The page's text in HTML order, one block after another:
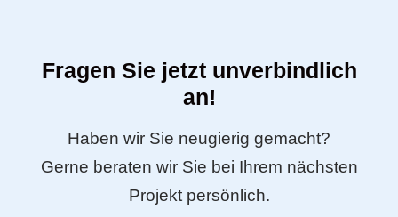
Fragen Sie jetzt unverbindlich
an!
Haben wir Sie neugierig gemacht?
Gerne beraten wir Sie bei Ihrem nächsten
Projekt persönlich.